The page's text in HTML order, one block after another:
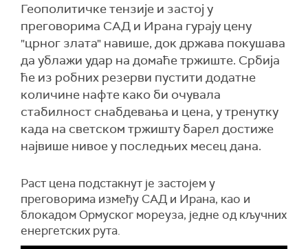
Геополитичке тензије и застој у
преговорима САД и Ирана гурају цену
"црног злата" навише, док држава покушава
да ублажи удар на домаће тржиште. Србија
ће из робних резерви пустити додатне
количине нафте како би очувала
стабилност снабдевања и цена, у тренутку
када на светском тржишту барел достиже
највише нивое у последњих месец дана.
Раст цена подстакнут је застојем у
преговорима између САД и Ирана, као и
блокадом Ормуског мореуза, једне од кључних
енергетских рута.